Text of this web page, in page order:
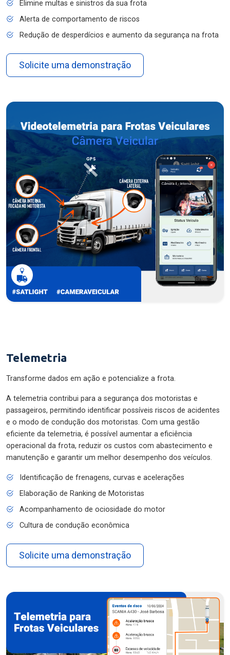
Elimine multas e sinistros da sua frota
Alerta de comportamento de riscos
Redução de desperdícios e aumento da segurança na frota
Solicite uma demonstração
Telemetria
Transforme dados em ação e potencialize a frota.
A telemetria contribui para a segurança dos motoristas e
passageiros, permitindo identificar possíveis riscos de acidentes
e o modo de condução dos motoristas. Com uma gestão
eficiente da telemetria, é possível aumentar a eficiência
operacional da frota, reduzir os custos com abastecimento e
manutenção e garantir um melhor desempenho dos veículos.
Identificação de frenagens, curvas e acelerações
Elaboração de Ranking de Motoristas
Acompanhamento de ociosidade do motor
Cultura de condução econômica
Solicite uma demonstração